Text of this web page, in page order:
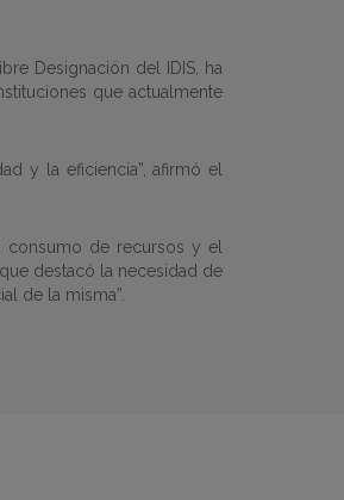
Designación del IDIS, ha
que actualmente
y la eficiencia”, afirmó el
consumo de recursos y el
destacó la necesidad de
de la misma”.